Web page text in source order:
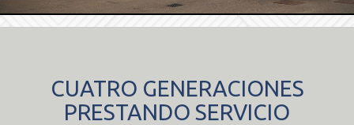
CUATRO GENERACIONES
PRESTANDO SERVICIO